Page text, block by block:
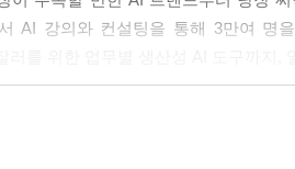
를 위한 업무별 생산성 AI 툴 2
AI 강의와 컨설팅을 통해 3만여 명